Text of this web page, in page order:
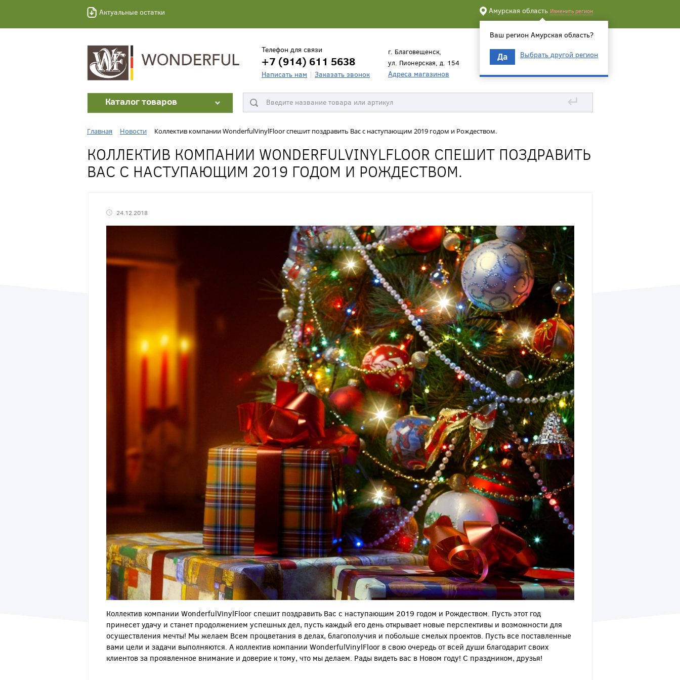
Актуальные остатки Амурская область Изменить регион
Ваш регион Амурская область?
Да Выбрать другой регион
Телефон для связи
+7 (914) 611 5638
Написать нам Заказать звонок
г. Благовещенск,
ул. Пионерская, д. 154
Адреса магазинов
Каталог товаров ↵
Главная Новости Коллектив компании WonderfulVinylFloor спешит поздравить Вас с наступающим 2019 годом и Рождеством.
КОЛЛЕКТИВ КОМПАНИИ WONDERFULVINYLFLOOR СПЕШИТ ПОЗДРАВИТЬ
ВАС С НАСТУПАЮЩИМ 2019 ГОДОМ И РОЖДЕСТВОМ.
24.12.2018
Коллектив компании WonderfulVinylFloor спешит поздравить Вас с наступающим 2019 годом и Рождеством. Пусть этот год
принесет удачу и станет продолжением успешных дел, пусть каждый его день открывает новые перспективы и возможности для
осуществления мечты! Мы желаем Всем процветания в делах, благополучия и побольше смелых проектов. Пусть все поставленные
вами цели и задачи выполняются. А коллектив компании WonderfulVinylFloor в свою очередь от всей души благодарит своих
клиентов за проявленное внимание и доверие к тому, что мы делаем. Рады видеть вас в Новом году! С праздником, друзья!